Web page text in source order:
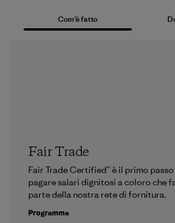
Com’è fatto
Fair Trade
Fair Trade Certified™ è il primo
pagare salari dignitosi a coloro che
parte della nostra rete di fornitura.
Programma